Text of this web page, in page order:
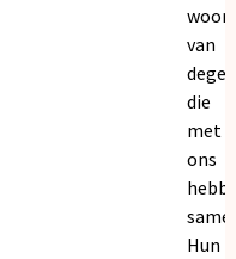
van
die
met
ons
Hun